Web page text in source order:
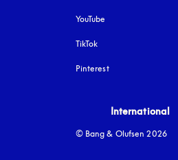
YouTube
TikTok
Pinterest
Select country and
International
© Bang & Olufsen 2026